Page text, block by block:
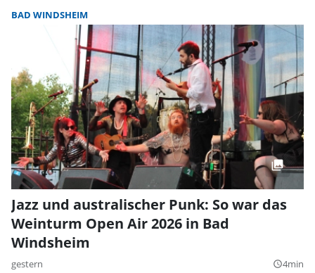
BAD WINDSHEIM
Jazz und australischer Punk: So war das
Weinturm Open Air 2026 in Bad
Windsheim
gestern query_builder4min